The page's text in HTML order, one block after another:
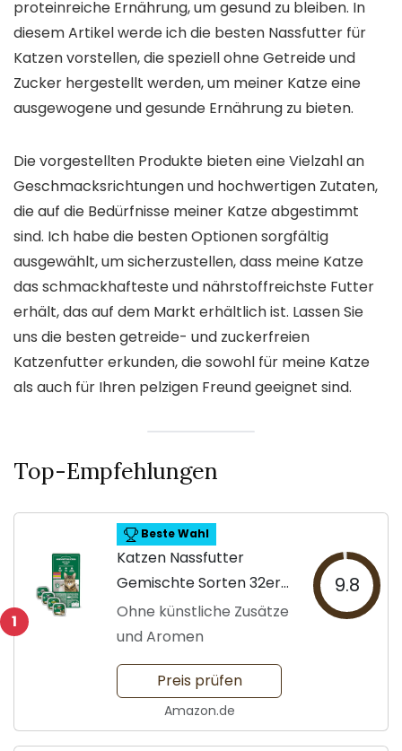
proteinreiche Ernährung, um gesund zu bleiben. In
diesem Artikel werde ich die besten Nassfutter für
Katzen vorstellen, die speziell ohne Getreide und
Zucker hergestellt werden, um meiner Katze eine
ausgewogene und gesunde Ernährung zu bieten.
Die vorgestellten Produkte bieten eine Vielzahl an
Geschmacksrichtungen und hochwertigen Zutaten,
die auf die Bedürfnisse meiner Katze abgestimmt
sind. Ich habe die besten Optionen sorgfältig
ausgewählt, um sicherzustellen, dass meine Katze
das schmackhafteste und nährstoffreichste Futter
erhält, das auf dem Markt erhältlich ist. Lassen Sie
uns die besten getreide- und zuckerfreien
Katzenfutter erkunden, die sowohl für meine Katze
als auch für Ihren pelzigen Freund geeignet sind.
Top-Empfehlungen
1
Beste Wahl
Katzen Nassfutter
Gemischte Sorten 32er-
Pack
Ohne künstliche Zusätze
und Aromen
9.8
Preis prüfen
Amazon.de